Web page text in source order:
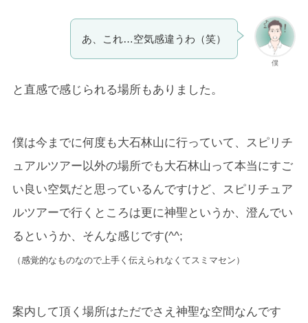
僕
あ、これ…空気感違うわ（笑）
と直感で感じられる場所もありました。
僕は今までに何度も大石林山に行っていて、スピリチ
ュアルツアー以外の場所でも大石林山って本当にすご
い良い空気だと思っているんですけど、スピリチュア
ルツアーで行くところは更に神聖というか、澄んでい
るというか、そんな感じです(^^;
（感覚的なものなので上手く伝えられなくてスミマセン）
案内して頂く場所はただでさえ神聖な空間なんです